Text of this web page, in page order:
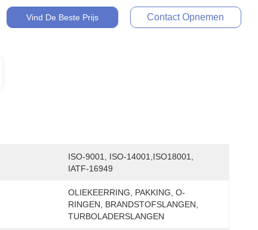
Vind De Beste Prijs Contact Opnemen
ISO-9001, ISO-14001,ISO18001,
IATF-16949
OLIEKEERRING, PAKKING, O-
RINGEN, BRANDSTOFSLANGEN,
TURBOLADERSLANGEN